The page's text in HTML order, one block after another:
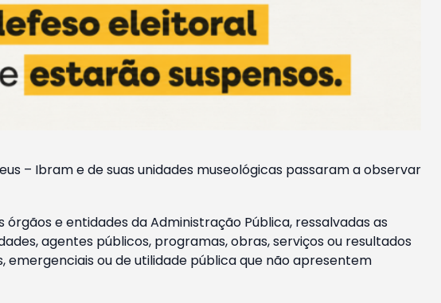
– Ibram e de suas unidades museológicas passaram a observar
e entidades da Administração Pública, ressalvadas as
agentes públicos, programas, obras, serviços ou resultados
ou de utilidade pública que não apresentem